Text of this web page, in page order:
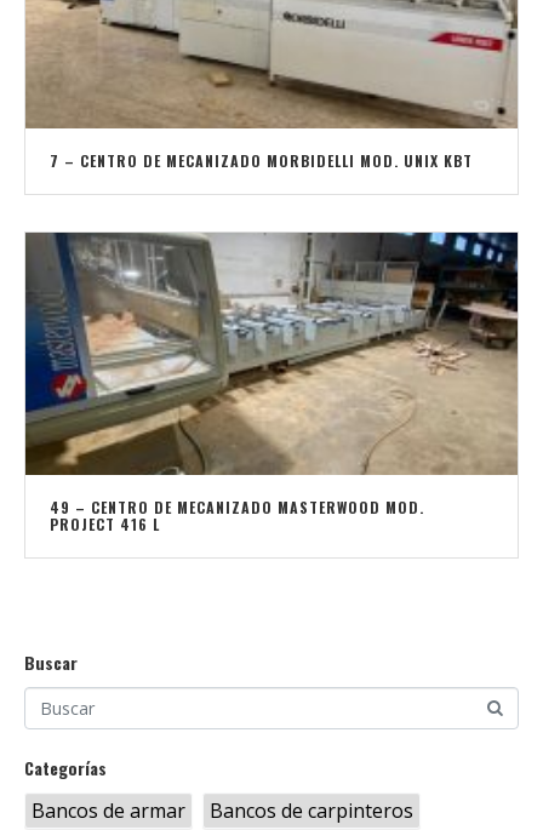
7 – CENTRO DE MECANIZADO MORBIDELLI MOD. UNIX KBT
49 – CENTRO DE MECANIZADO MASTERWOOD MOD.
PROJECT 416 L
Buscar
Categorías
Bancos de armar
Bancos de carpinteros